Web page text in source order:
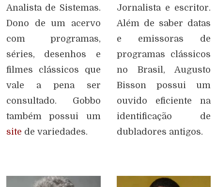
Analista de Sistemas.
Dono de um acervo
com programas,
séries, desenhos e
filmes clássicos que
vale a pena ser
consultado. Gobbo
também possui um
site de variedades.
Jornalista e escritor.
Além de saber datas
e emissoras de
programas clássicos
no Brasil, Augusto
Bisson possui um
ouvido eficiente na
identificação de
dubladores antigos.